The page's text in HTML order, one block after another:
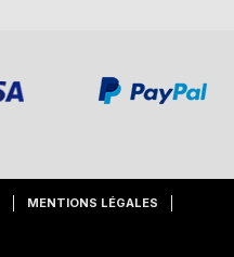
MENTIONS LÉGALES